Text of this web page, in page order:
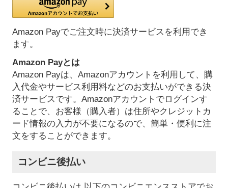
Amazon Payでご注文時に決済サービスを利用でき
ます。
Amazon Payとは
Amazon Payは、Amazonアカウントを利用して、購
入代金やサービス利用料などのお支払いができる決
済サービスです。Amazonアカウントでログインす
ることで、お客様（購入者）は住所やクレジットカ
ード情報の入力が不要になるので、簡単・便利に注
文をすることができます。
コンビニ後払い